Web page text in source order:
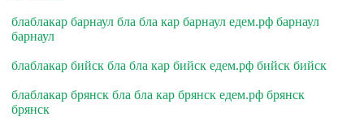
блаблакар барнаул бла бла кар барнаул едем.рф барнаул
барнаул
блаблакар бийск бла бла кар бийск едем.рф бийск бийск
блаблакар брянск бла бла кар брянск едем.рф брянск
брянск